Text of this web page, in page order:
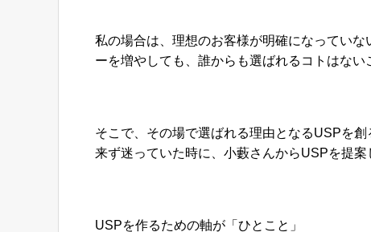
私の場合は、理想のお客様が明確になってい
ーを増やしても、誰からも選ばれるコトはない
そこで、その場で選ばれる理由となるUSPを
来ず迷っていた時に、小藪さんからUSPを提案
USPを作るための軸が「ひとこと」